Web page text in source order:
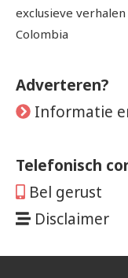
exclusieve
Colombia
Adverteren?
Informatie
Telefonisch
Bel gerust
Disclaimer